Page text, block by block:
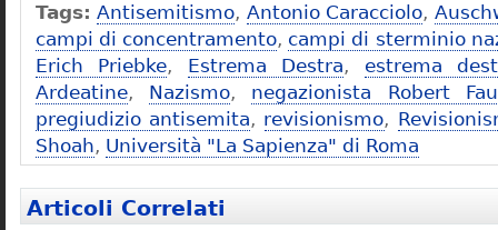
Tags: Antisemitismo, Antonio Caracciolo,
campi di concentramento, campi di sterminio
Erich Priebke, Estrema Destra, estrema
Ardeatine, Nazismo, negazionista Robert
pregiudizio antisemita, revisionismo,
Shoah, Università "La Sapienza" di Roma
Articoli Correlati